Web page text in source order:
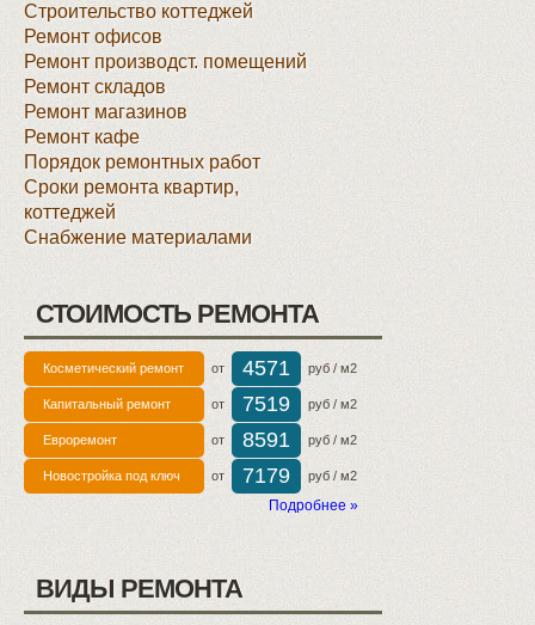
Строительство коттеджей
Ремонт офисов
Ремонт производст. помещений
Ремонт складов
Ремонт магазинов
Ремонт кафе
Порядок ремонтных работ
Сроки ремонта квартир,
коттеджей
Снабжение материалами
СТОИМОСТЬ РЕМОНТА
Косметический ремонт от 4571 руб / м2
Капитальный ремонт от 7519 руб / м2
Евроремонт от 8591 руб / м2
Новостройка под ключ от 7179 руб / м2
Подробнее »
ВИДЫ РЕМОНТА